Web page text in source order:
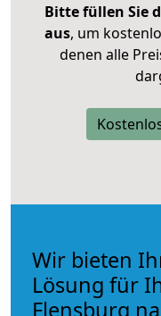
Bitte füllen Sie
aus, um
denen alle
Wir bieten
Lösung für
Flensburg